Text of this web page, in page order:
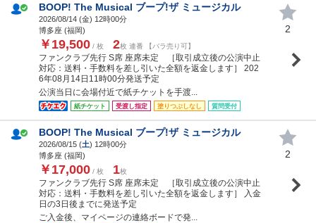
BOOP! The Musical ブープ!ザ ミュージカル
2026/08/14 (金) 12時00分
博多座 (福岡)
￥19,500 / 枚 2枚 連番 【バラ売り可】
ファンクラブ先行 S席 座席未定 ［取引成立後の公演中止
対応：送料・手数料を差し引いた全額を返金します］ 202
6年08月14日11時00分発送予定
公演当日に会場付近で紙チケットを手渡...
紙チケット 受渡し指定 塗りつぶしなし 質問受付
2
BOOP! The Musical ブープ!ザ ミュージカル
2026/08/15 (土) 12時00分
博多座 (福岡)
￥17,000 / 枚 1枚
ファンクラブ先行 S席 座席未定 ［取引成立後の公演中止
対応：送料・手数料を差し引いた全額を返金します］ 入金
日の3日後までに発送予定
ご入金後、マイページの連絡ボードで発...
2